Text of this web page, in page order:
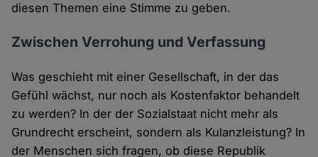
diesen Themen eine Stimme zu geben.
Zwischen Verrohung und Verfassung
Was geschieht mit einer Gesellschaft, in der das
Gefühl wächst, nur noch als Kostenfaktor behandelt
zu werden? In der der Sozialstaat nicht mehr als
Grundrecht erscheint, sondern als Kulanzleistung? In
der Menschen sich fragen, ob diese Republik